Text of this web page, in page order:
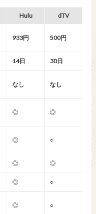
Hulu dTV
933円 500円
14日 30日
なし なし
◎ ◎
◎ ○
◎ ◎
◎ ○
◎ ○